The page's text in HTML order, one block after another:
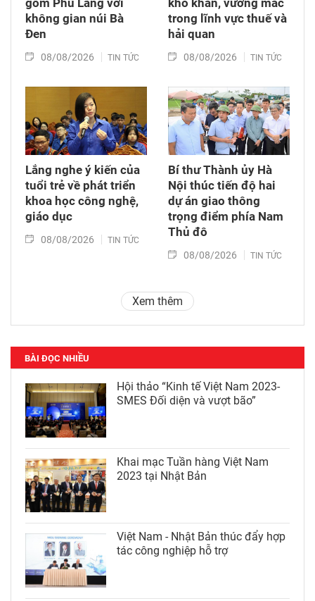
gốm Phù Lãng với
không gian núi Bà
Đen
08/08/2026 TIN TỨC
khó khăn, vướng mắc
trong lĩnh vực thuế và
hải quan
08/08/2026 TIN TỨC
Lắng nghe ý kiến của
tuổi trẻ về phát triển
khoa học công nghệ,
giáo dục
08/08/2026 TIN TỨC
Bí thư Thành ủy Hà
Nội thúc tiến độ hai
dự án giao thông
trọng điểm phía Nam
Thủ đô
08/08/2026 TIN TỨC
Xem thêm
BÀI ĐỌC NHIỀU
Hội thảo “Kinh tế Việt Nam 2023-
SMES Đối diện và vượt bão”
Khai mạc Tuần hàng Việt Nam
2023 tại Nhật Bản
Việt Nam - Nhật Bản thúc đẩy hợp
tác công nghiệp hỗ trợ